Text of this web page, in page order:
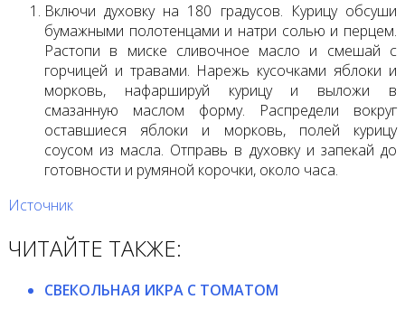
Включи духовку на 180 градусов. Курицу обсуши
бумажными полотенцами и натри солью и перцем.
Растопи в миске сливочное масло и смешай с
горчицей и травами. Нарежь кусочками яблоки и
морковь, нафаршируй курицу и выложи в
смазанную маслом форму. Распредели вокруг
оставшиеся яблоки и морковь, полей курицу
соусом из масла. Отправь в духовку и запекай до
готовности и румяной корочки, около часа.
Источник
ЧИТАЙТЕ ТАКЖЕ:
СВЕКОЛЬНАЯ ИКРА С ТОМАТОМ